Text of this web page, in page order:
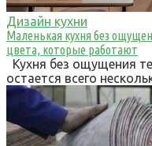
Дизайн кухни
Маленькая кухня без
цвета, которые работают
Кухня без ощущения
остается всего